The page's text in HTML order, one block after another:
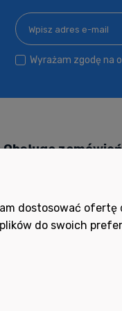
Wyrażam zgodę na
Obsługa zamówień
Czas realizacji
Formy płatności
dostosować
do swoich